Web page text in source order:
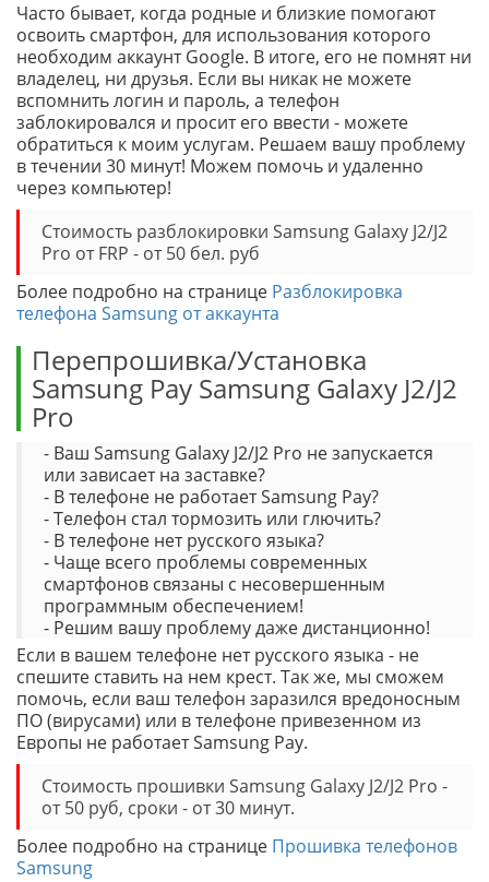
Часто бывает, когда родные и близкие помогают
освоить смартфон, для использования которого
необходим аккаунт Google. В итоге, его не помнят ни
владелец, ни друзья. Если вы никак не можете
вспомнить логин и пароль, а телефон
заблокировался и просит его ввести - можете
обратиться к моим услугам. Решаем вашу проблему
в течении 30 минут! Можем помочь и удаленно
через компьютер!
Стоимость разблокировки Samsung Galaxy J2/J2
Pro от FRP - от 50 бел. руб
Более подробно на странице Разблокировка
телефона Samsung от аккаунта
Перепрошивка/Установка
Samsung Pay Samsung Galaxy J2/J2
Pro
- Ваш Samsung Galaxy J2/J2 Pro не запускается
или зависает на заставке?
- В телефоне не работает Samsung Pay?
- Телефон стал тормозить или глючить?
- В телефоне нет русского языка?
- Чаще всего проблемы современных
смартфонов связаны с несовершенным
программным обеспечением!
- Решим вашу проблему даже дистанционно!
Если в вашем телефоне нет русского языка - не
спешите ставить на нем крест. Так же, мы сможем
помочь, если ваш телефон заразился вредоносным
ПО (вирусами) или в телефоне привезенном из
Европы не работает Samsung Pay.
Стоимость прошивки Samsung Galaxy J2/J2 Pro -
от 50 руб, сроки - от 30 минут.
Более подробно на странице Прошивка телефонов
Samsung